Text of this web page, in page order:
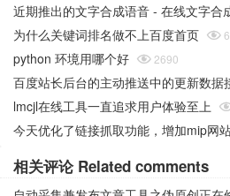
为什么关键词排名做不上百度首页 
python 环境用哪个好  2690
百度站长后台的主动推送中的更新数据
lmcjl在线工具一直追求用户体验至上
今天优化了链接抓取功能，增加mip网
相关评论 Related comments